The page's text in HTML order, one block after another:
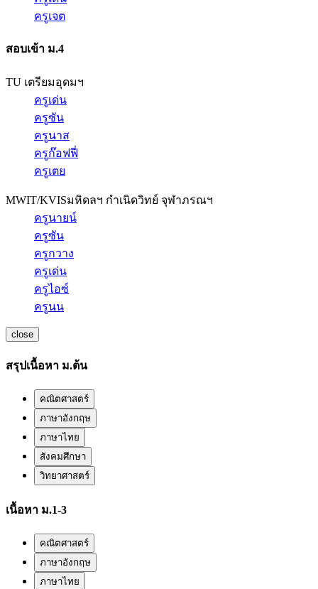
ครูเจต
สอบเข้า ม.4
TU เตรียมอุดมฯ
ครูเด่น
ครูซัน
ครูนาส
ครูก๊อฟฟี่
ครูเตย
MWIT/KVISมหิดลฯ กำเนิดวิทย์ จุฬาภรณฯ
ครูนายน์
ครูซัน
ครูกวาง
ครูเด่น
ครูไอซ์
ครูนน
close
สรุปเนื้อหา ม.ต้น
คณิตศาสตร์
ภาษาอังกฤษ
ภาษาไทย
สังคมศึกษา
วิทยาศาสตร์
เนื้อหา ม.1-3
คณิตศาสตร์
ภาษาอังกฤษ
ภาษาไทย